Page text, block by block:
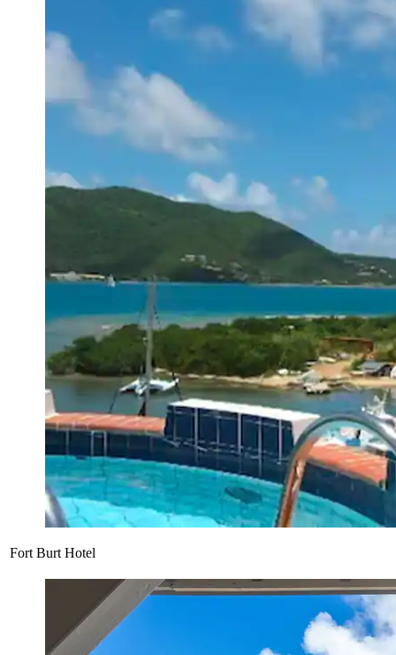
Fort Burt Hotel